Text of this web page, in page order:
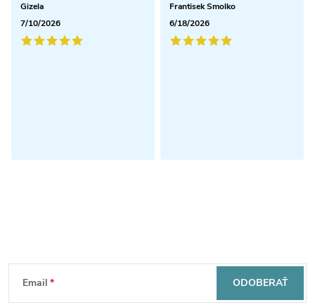
Gizela
7/10/2026
Frantisek Smolko
6/18/2026
Z Email ODOBERAŤ